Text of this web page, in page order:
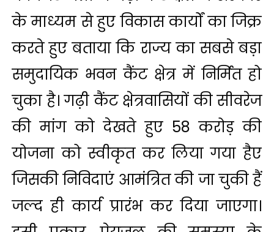
के माध्यम से हुए विकास कार्यों का जिक्र
करते हुए बताया कि राज्य का सबसे बड़ा
समुदायिक भवन कैंट क्षेत्र में निर्मित हो
चुका है। गढ़ी कैंट क्षेत्रवासियों की सीवरेज
की मांग को देखते हुए 58 करोड़ की
योजना को स्वीकृत कर लिया गया हैए
जिसकी निविदाएं आमंत्रित की जा चुकी हैं
जल्द ही कार्य प्रारंभ कर दिया जाएगा।